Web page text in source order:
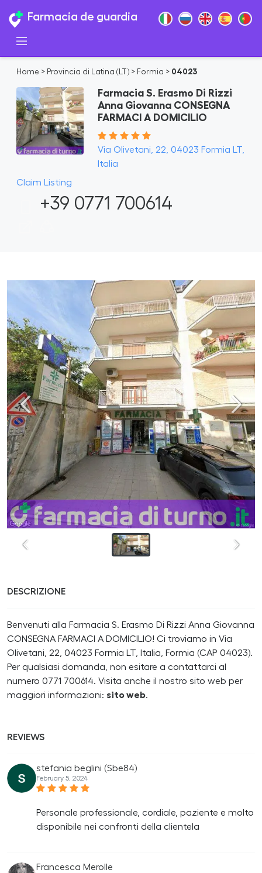
Farmacia de guardia
Home > Provincia di Latina (LT) > Formia > 04023
Farmacia S. Erasmo Di Rizzi
Anna Giovanna CONSEGNA
FARMACI A DOMICILIO
Via Olivetani, 22, 04023 Formia LT,
Italia
Claim Listing
+39 0771 700614
DESCRIZIONE
Benvenuti alla Farmacia S. Erasmo Di Rizzi Anna Giovanna
CONSEGNA FARMACI A DOMICILIO! Ci troviamo in Via
Olivetani, 22, 04023 Formia LT, Italia, Formia (CAP 04023).
Per qualsiasi domanda, non esitare a contattarci al
numero 0771 700614. Visita anche il nostro sito web per
maggiori informazioni: sito web.
REVIEWS
stefania beglini (Sbe84)
February 5, 2024
Personale professionale, cordiale, paziente e molto
disponibile nei confronti della clientela
Francesca Merolle